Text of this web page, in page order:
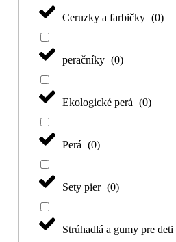
Ceruzky a farbičky (0)
peračníky (0)
Ekologické perá (0)
Perá (0)
Sety pier (0)
Strúhadlá a gumy pre deti